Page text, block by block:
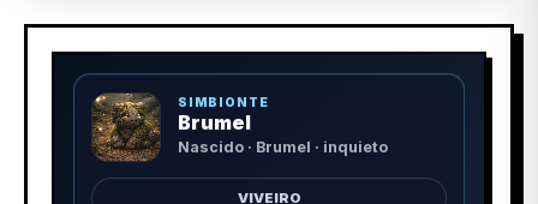
SIMBIONTE
Brumel
Nascido · Brumel · inquieto
VIVEIRO